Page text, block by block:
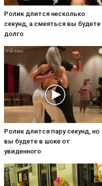
Ролик длится несколько
секунд, а смеяться вы будете
долго
i
Ролик длится пару секунд, но
вы будете в шоке от
увиденного
i